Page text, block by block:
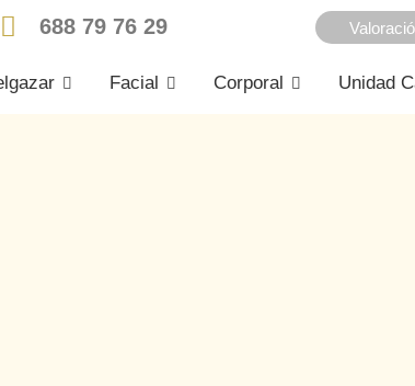
688 79 76 29
Facial Corporal Unidad